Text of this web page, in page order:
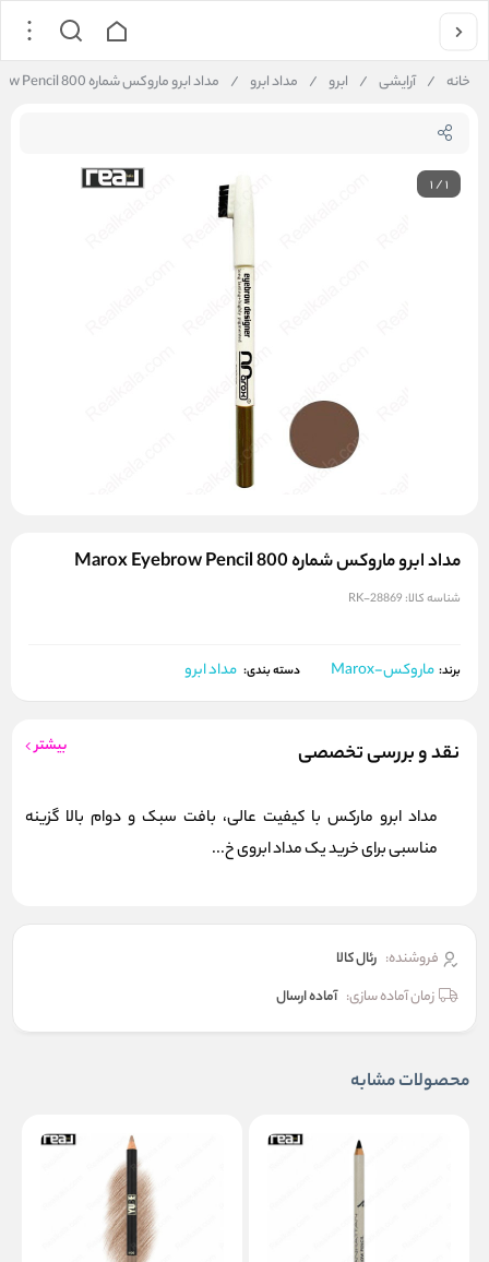
خانه / آرایشی / ابرو / مداد ابرو / مداد ابرو ماروکس شماره 800 Marox Eyebrow Pencil
1/1
مداد ابرو ماروکس شماره 800 Marox Eyebrow Pencil
شناسه کالا: RK-28869
برند: ماروکس-Marox دسته بندی: مداد ابرو
نقد و بررسی تخصصی بیشتر
مداد ابرو مارکس با کیفیت عالی، بافت سبک و دوام بالا گزینه
مناسبی برای خرید یک مداد ابروی خ...
فروشنده: رئال كالا
زمان آماده سازی: آماده ارسال
محصولات مشابه